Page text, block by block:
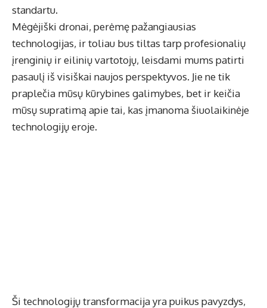
standartu.
Mėgėjiški dronai, perėmę pažangiausias
technologijas, ir toliau bus tiltas tarp profesionalių
įrenginių ir eilinių vartotojų, leisdami mums patirti
pasaulį iš visiškai naujos perspektyvos. Jie ne tik
praplečia mūsų kūrybines galimybes, bet ir keičia
mūsų supratimą apie tai, kas įmanoma šiuolaikinėje
technologijų eroje.
Ši technologijų transformacija yra puikus pavyzdys,